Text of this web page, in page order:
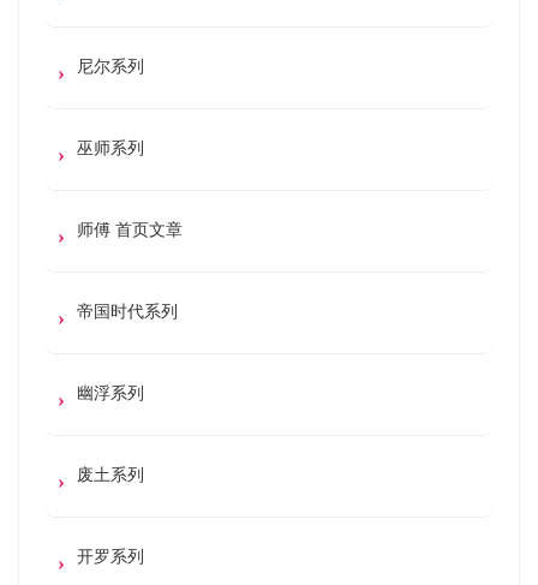
尼尔系列
巫师系列
师傅 首页文章
帝国时代系列
幽浮系列
废土系列
开罗系列